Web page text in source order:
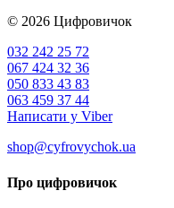
© 2026 Цифровичок
032 242 25 72
067 424 32 36
050 833 43 83
063 459 37 44
Написати у Viber
shop@cyfrovychok.ua
Про цифровичок